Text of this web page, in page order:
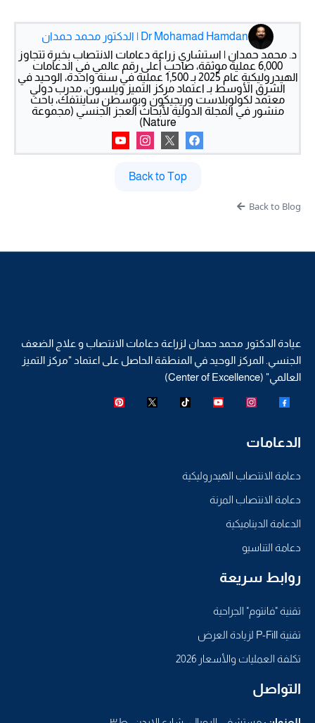
Dr Mohamad Hamdan | الدكتور محمد حمدان
د. محمد حمدان | استشاري زراعة دعامات الانتصاب بخبرة تتجاوز
6,000 عملية موثقة، صاحب أعلى رقم عالمي في الدعامات
الهيدروليكية عام 2025 بـ 1,500 عملية في سنة واحدة، الوحيد في
الشرق الأوسط بـ اعتماد مركز التميز ويلسون، مدرب دولي
معتمد لكولوبلاست وريجيكون وبوسطن ساينتفك، باحث
منشور في المجلة الدولية لأبحاث العجز الجنسي (مجموعة
Nature)
Back to Top
Back to Blog
عيادة الدكتور محمد حمدان لزراعة دعامات الانتصاب و علاج الضعف
الجنسي. المركز الوحيد في المنطقة الحاصل على اعتماد "مركز التميز
العالمي" (Center of Excellence)
الدعامات
دعامة الانتصاب الهيدروليكية
دعامة الانتصاب المرنة
الدعامة الديناميكية
دعامة التناسيو
روابط سريعة
تقنية "فانتوم" الجراحية
تقنية P-Fill لزيادة العرض
تكلفة العمليات والأسعار 2026
التواصل